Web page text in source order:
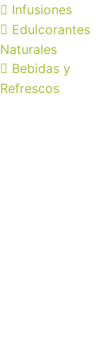
Infusiones
Edulcorantes
Naturales
Bebidas y
Refrescos